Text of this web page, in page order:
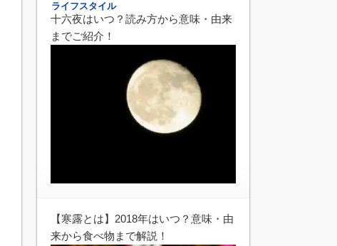
ライフスタイル
十六夜はいつ？読み方から意味・由来
までご紹介！
【寒露とは】2018年はいつ？意味・由
来から食べ物まで解説！